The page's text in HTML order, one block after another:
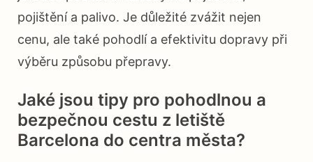
pojištění a palivo. Je důležité zvážit nejen
cenu, ale také pohodlí a efektivitu dopravy při
výběru způsobu přepravy.
Jaké jsou tipy pro pohodlnou a
bezpečnou cestu z letiště
Barcelona do centra města?